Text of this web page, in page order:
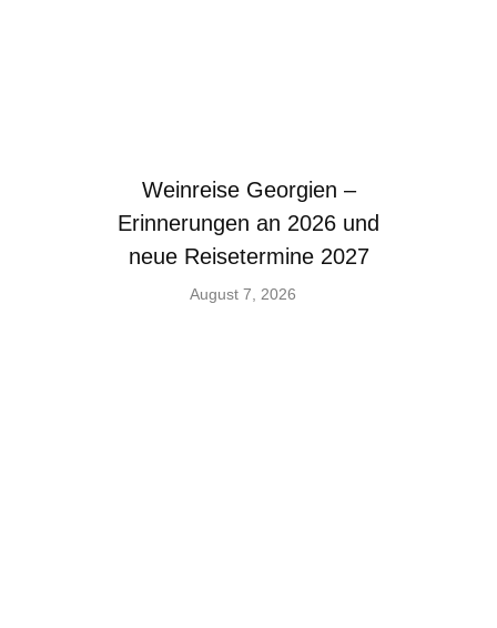
Weinreise Georgien –
Erinnerungen an 2026 und
neue Reisetermine 2027
August 7, 2026